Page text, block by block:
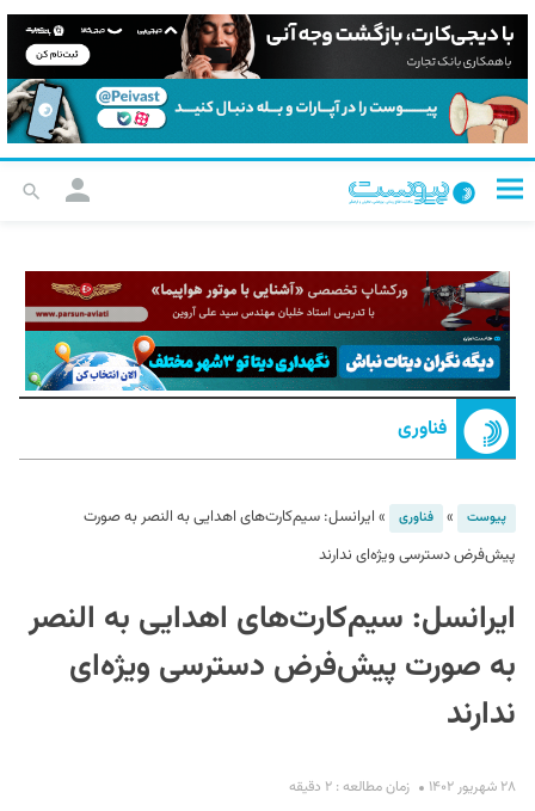
فناوری
پیوست » فناوری » ایرانسل: سیم‌کارت‌های اهدایی به النصر به صورت
پیش‌فرض دسترسی ویژه‌ای ندارند
ایرانسل: سیم‌کارت‌های اهدایی به النصر
به صورت پیش‌فرض دسترسی ویژه‌ای
ندارند
۲۸ شهریور ۱۴۰۲ زمان مطالعه : ۲ دقیقه